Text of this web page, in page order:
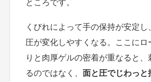
くびれによって手の保持が安定
圧が変化しやすくなる。ここに
りと肉厚ゲルの密着が重なると
るのではなく、 面と圧でじわっと